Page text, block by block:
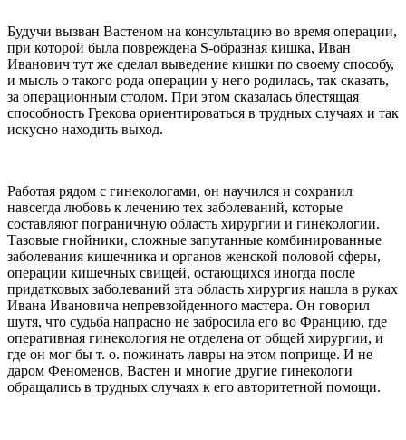
Будучи вызван Вастеном на консультацию во время операции,
при которой была повреждена S-образная кишка, Иван
Иванович тут же сделал выведение кишки по своему способу,
и мысль о такого рода операции у него родилась, так сказать,
за операционным столом. При этом сказалась блестящая
способность Грекова ориентироваться в трудных случаях и так
искусно находить выход.
Работая рядом с гинекологами, он научился и сохранил
навсегда любовь к лечению тех заболеваний, которые
составляют пограничную область хирургии и гинекологии.
Тазовые гнойники, сложные запутанные комбинированные
заболевания кишечника и органов женской половой сферы,
операции кишечных свищей, остающихся иногда после
придатковых заболеваний эта область хирургия нашла в руках
Ивана Ивановича непревзойденного мастера. Он говорил
шутя, что судьба напрасно не забросила его во Францию, где
оперативная гинекология не отделена от общей хирургии, и
где он мог бы т. о. пожинать лавры на этом поприще. И не
даром Феноменов, Вастен и многие другие гинекологи
обращались в трудных случаях к его авторитетной помощи.